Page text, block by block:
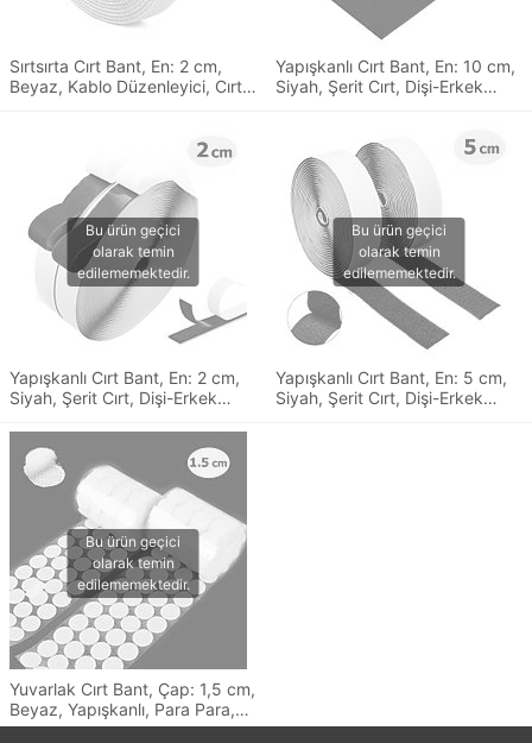
Sırtsırta Cırt Bant, En: 2 cm,
Beyaz, Kablo Düzenleyici, Cırt
Yapışkanlı Cırt Bant, En: 10 cm,
Siyah, Şerit Cırt, Dişi-Erkek
Yapışkanlı Cırt Bant, En: 2 cm,
Siyah, Şerit Cırt, Dişi-Erkek
Yapışkanlı Cırt Bant, En: 5 cm,
Siyah, Şerit Cırt, Dişi-Erkek
Yuvarlak Cırt Bant, Çap: 1,5 cm,
Beyaz, Yapışkanlı, Para Para,
Dişi-Erkek Takım, Cırt Cırtlı Bant